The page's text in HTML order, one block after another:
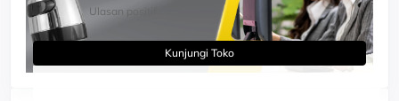
Ulasan positif
Kunjungi Toko